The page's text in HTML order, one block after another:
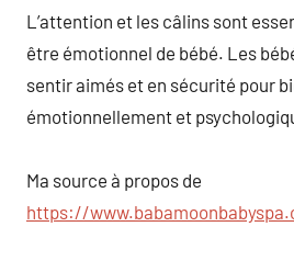
L’attention et les câlins sont
être émotionnel de bébé. Les
sentir aimés et en sécurité pour
émotionnellement et
Ma source à propos de
https://